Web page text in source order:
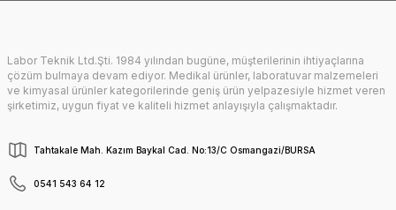
Gönder
Labor Teknik Ltd.Şti. 1984 yılından bugüne, müşterilerinin ihtiyaçlarına
çözüm bulmaya devam ediyor. Medikal ürünler, laboratuvar malzemeleri
ve kimyasal ürünler kategorilerinde geniş ürün yelpazesiyle hizmet veren
şirketimiz, uygun fiyat ve kaliteli hizmet anlayışıyla çalışmaktadır.
Tahtakale Mah. Kazım Baykal Cad. No:13/C Osmangazi/BURSA
0541 543 64 12